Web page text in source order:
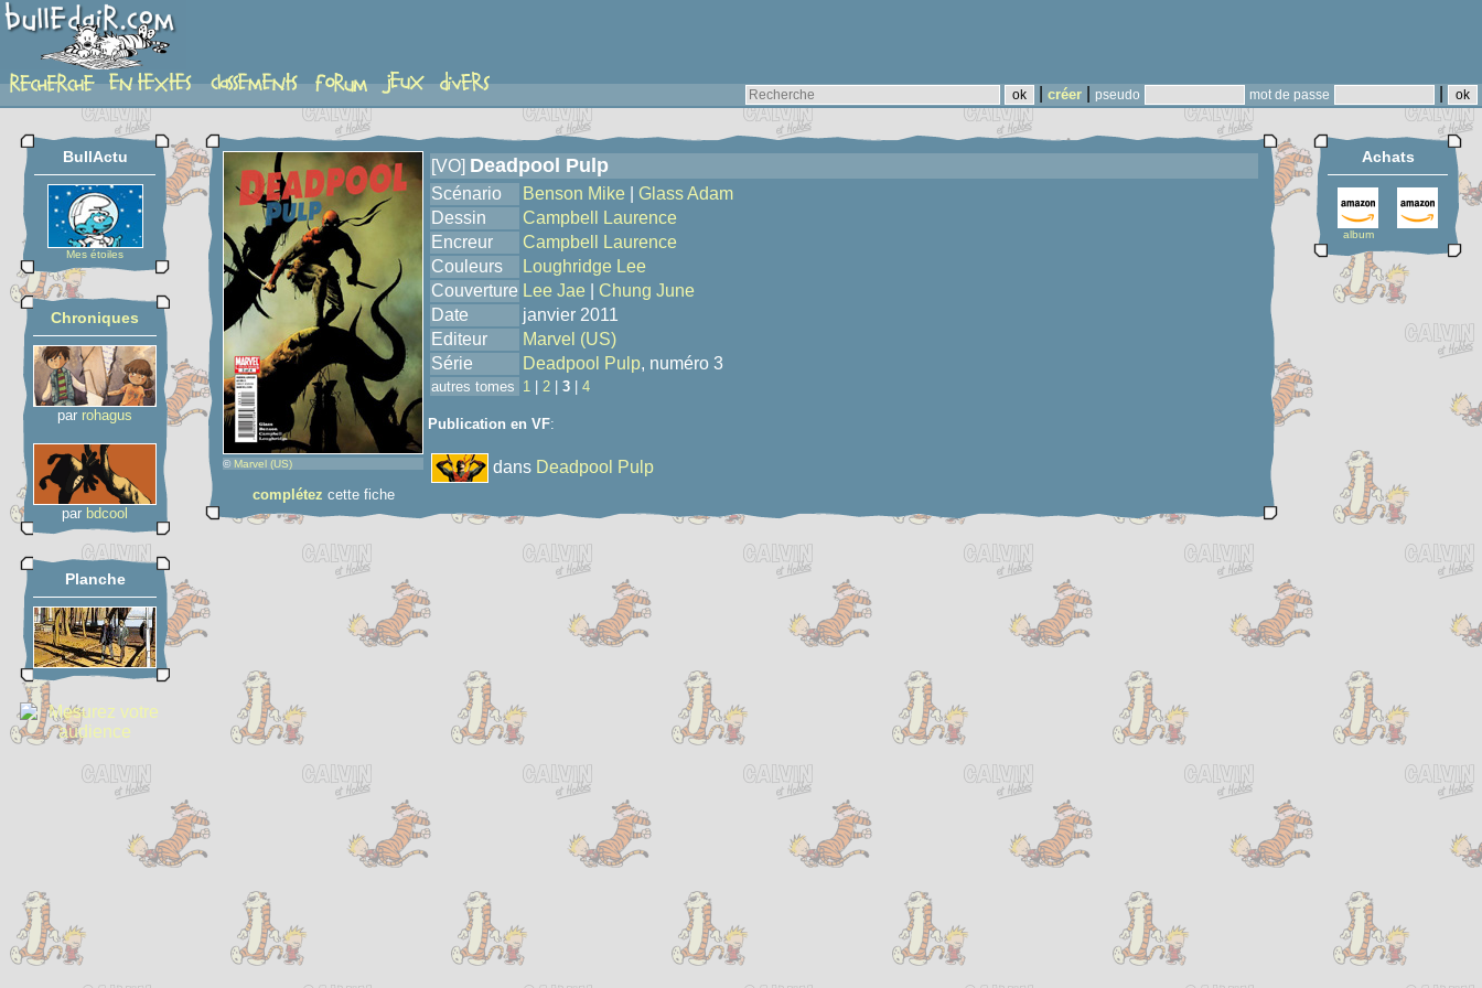
créer pseudo mot de passe
album
BullActu
Mes étoiles
Chroniques
par rohagus
par bdcool
Planche
© Marvel (US)
complétez cette fiche
[VO] Deadpool Pulp
Scénario Benson Mike
Glass Adam
Dessin
Campbell Laurence
Encreur
Campbell Laurence
Couleurs
Loughridge Lee
Couverture Lee Jae
Chung June
Date
janvier 2011
Editeur
Marvel (US)
Série
Deadpool Pulp, numéro 3
autres tomes 1 2 3 4
Publication en VF:
dans Deadpool Pulp
Achats
album